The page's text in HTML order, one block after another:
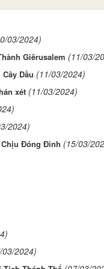
03/2024)
Giêrusalem (11/03/
Dầu (11/03/2024)
xét (11/03/2024)
2024)
Chịu Đóng Đinh (15/03/
03/2024)